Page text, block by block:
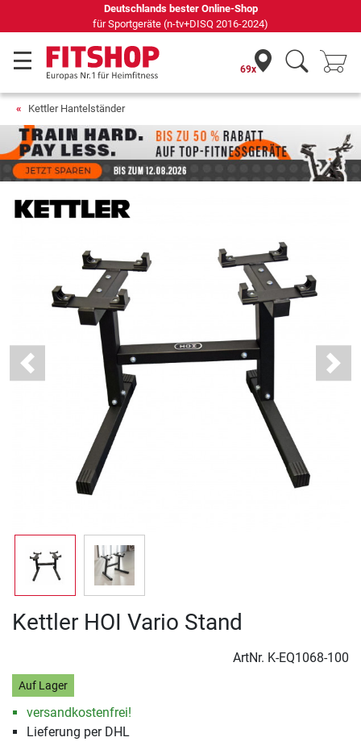
69 Fachmärkte vor Ort mit 75 eigenen
69x
Kettler Hantelständer
Previous Next
Kettler HOI Vario Stand
ArtNr. K-EQ1068-100
Auf Lager
versandkostenfrei!
Lieferung per DHL